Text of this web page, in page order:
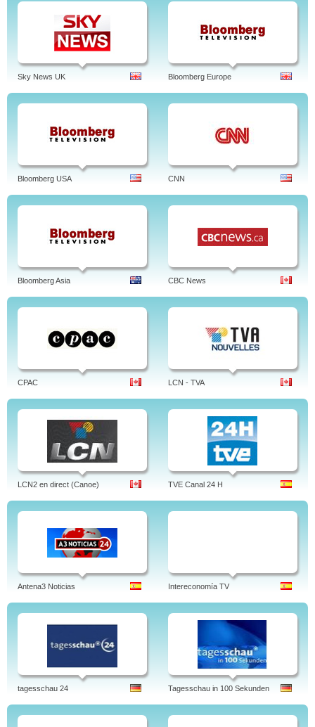
Sky News UK Bloomberg Europe
Bloomberg USA CNN
Bloomberg Asia CBC News
CPAC LCN - TVA
LCN2 en direct (Canoe) TVE Canal 24 H
Antena3 Noticias Intereconomía TV
tagesschau 24 Tagesschau in 100 Sekunden